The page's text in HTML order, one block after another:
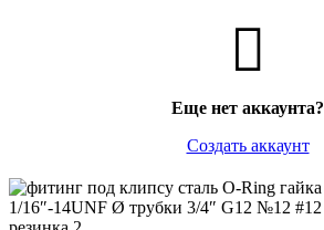
Еще нет аккаунта?
Создать аккаунт